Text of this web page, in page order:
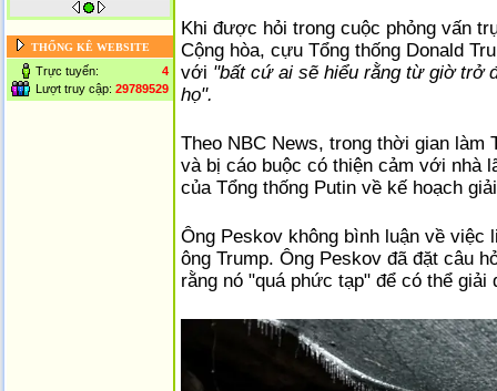
THỐNG KÊ WEBSITE
Trực tuyến:
4
Lượt truy cập: 29789529
Khi được hỏi trong cuộc phỏng vấn
Cộng hòa, cựu Tổng thống Donald
với "bất cứ ai sẽ hiểu rằng từ giờ trở
họ".
Theo NBC News, trong thời gian làm
và bị cáo buộc có thiện cảm với nhà
của Tổng thống Putin về kế hoạch
Ông Peskov không bình luận về việc
ông Trump. Ông Peskov đã đặt câu
rằng nó "quá phức tạp" để có thể giải